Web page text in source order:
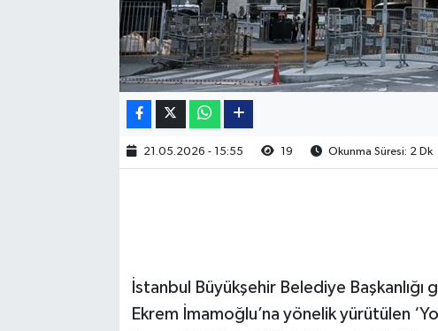
21.05.2026 - 15:55 19 Okunma Süresi: 2 Dk
İstanbul Büyükşehir Belediye Başkanlığı
Ekrem İmamoğlu’na yönelik yürütülen